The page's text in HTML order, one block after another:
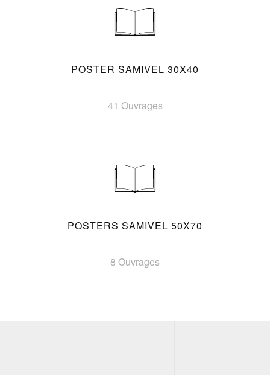
POSTER SAMIVEL 30X40
41 Ouvrages
POSTERS SAMIVEL 50X70
8 Ouvrages